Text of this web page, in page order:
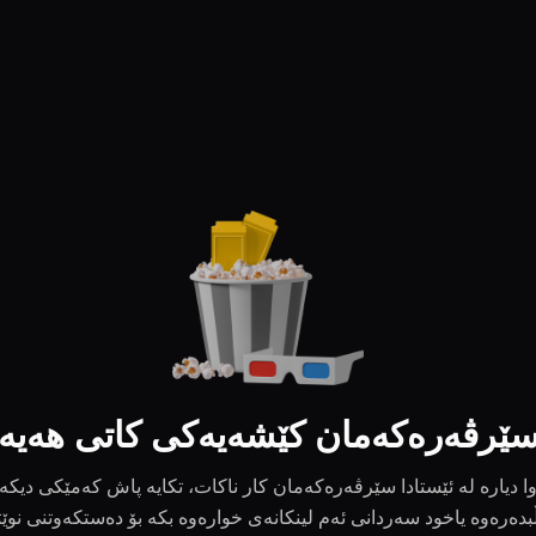
کێشەیەکی کاتی
وا دیارە لە ئێستادا سێرڤەرەکەمان کار ناکات، تکایە پاش کەمێکی دیکە
یاخود سەردانی ئەم لینکانەی خوارەوە بکە بۆ دەستکەوتنی